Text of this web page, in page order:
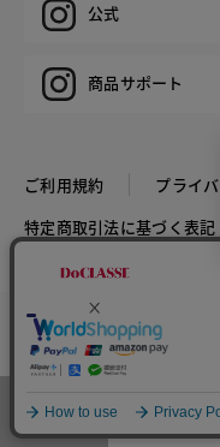
カラー・
公式
商品サポート
ご利用規約
プライ
特定商取引法に基づく表記
COPYRIGHT © DoCLASSE ALL